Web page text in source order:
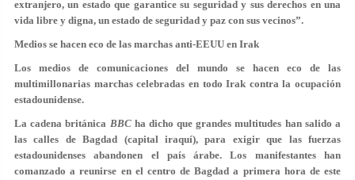
extranjero, un estado que garantice su seguridad y sus derechos en una
vida libre y digna, un estado de seguridad y paz con sus vecinos”.
Medios se hacen eco de las marchas anti-EEUU en Irak
Los medios de comunicaciones del mundo se hacen eco de las
multimillonarias marchas celebradas en todo Irak contra la ocupación
estadounidense.
La cadena británica BBCha dicho que grandes multitudes han salido a
las calles de Bagdad (capital iraquí), para exigir que las fuerzas
estadounidenses abandonen el país árabe. Los manifestantes han
comanzado a reunirse en el centro de Bagdad a primera hora de este